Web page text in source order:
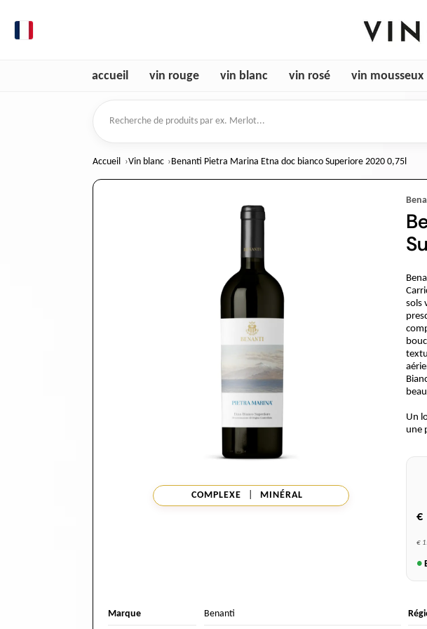
accueil vin rouge vin blanc vin rosé vin mousseux
Recherche de produits
Accueil Vin blanc Benanti Pietra Marina Etna doc bianco Superiore 2020 0,75l
COMPLEXE MINÉRAL
sols
Un
une
€
€
●
Marque Benanti